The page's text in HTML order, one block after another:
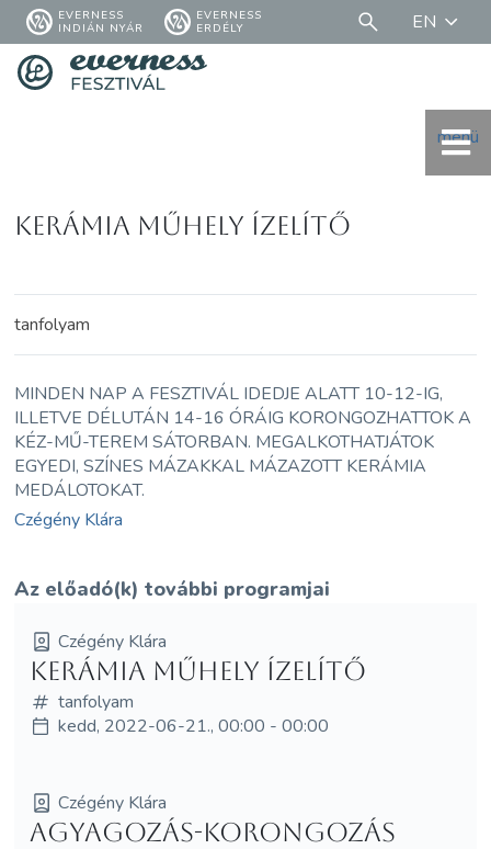
EVERNESS
INDIÁN NYÁR
EVERNESS
ERDÉLY
EN
menü
KERÁMIA MŰHELY ÍZELÍTŐ
tanfolyam
MINDEN NAP A FESZTIVÁL IDEDJE ALATT 10-12-IG,
ILLETVE DÉLUTÁN 14-16 ÓRÁIG KORONGOZHATTOK A
KÉZ-MŰ-TEREM SÁTORBAN. MEGALKOTHATJÁTOK
EGYEDI, SZÍNES MÁZAKKAL MÁZAZOTT KERÁMIA
MEDÁLOTOKAT.
Czégény Klára
Az előadó(k) további programjai
Czégény Klára
KERÁMIA MŰHELY ÍZELÍTŐ
tanfolyam
kedd, 2022-06-21., 00:00 - 00:00
Czégény Klára
Agyagozás-korongozás